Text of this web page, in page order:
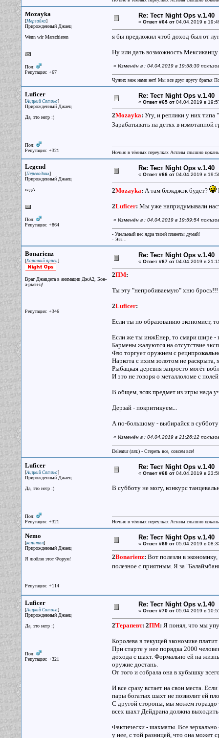
Mozayka
[Мерзайка]
Прирожденный Джаец
Wenn wir Marschieren
Пол:
Репутация: +67
Re: Тест Night Ops v.1.40
« Ответ #64 от04.04.2019 в
я бы предложил чтоб доход был от
Ну или дать возможность
« Изменён в : 04.04.2019 в 19:58:30
Чужих меж нами нет! Мы все друг другу братья
Luficer
[Аццкий Сотона]
Прирожденный Джаец
Да, это негр :)
Пол:
Репутация: +321
Re: Тест Night Ops v.1.40
« Ответ #65 от04.04.2019 в
2Mozayka: Угу, и реплики у них типа
Зарабатывать на детях в измотанной
Ночью в тёмных переулках Астаны слышно
Legend
[Переводчик]
Прирожденный Джаец
надА
Пол:
Репутация: +864
Re: Тест Night Ops v.1.40
« Ответ #66 от04.04.2019 в
2Mozayka: А там блэкджэк будет?
2Luficer: Мы уже напридумывали
« Изменён в : 04.04.2019 в 19:59:54
- Удельный вес ядра твоей планеты думай!
- Эээ...
Bonarienz
[Хороший ариец]
Враг Джавдета в анимации ДжА2, Бон-
а-рьен-ц!
Репутация: +346
Re: Тест Night Ops v.1.40
« Ответ #67 от04.04.2019 в
2ПМ:
Ты эту "непробиваемую" хню брось!!!
2Luficer:
Если ты по образованию экономист,
Если же ты инжЕнер, то смари шире
Бармены жалуются на отсутствие
Фло торгует оружием с реципрокал
Наркота с ихим золотом не
Рыбацкая деревня запросто могёт
И это не говоря о металлоломе с
В общем, всяк предмет из игры нада
Дерзай - покритикуем...
А по-большому - выбирайся в
« Изменён в : 04.04.2019 в 21:26:12
Deleatur (лат.) - Стереть все, совсем все!
Luficer
[Аццкий Сотона]
Прирожденный Джаец
Да, это негр :)
Пол:
Репутация: +321
Re: Тест Night Ops v.1.40
« Ответ #68 от04.04.2019 в
В субботу не могу, конкурс
Ночью в тёмных переулках Астаны слышно
Nemo
[капитан]
Прирожденный Джаец
Я люблю этот Форум!
Репутация: +114
Re: Тест Night Ops v.1.40
« Ответ #69 от05.04.2019 в
2Bonarienz: Вот полезли в
полезное с приятным. Я за
Luficer
[Аццкий Сотона]
Прирожденный Джаец
Да, это негр :)
Пол:
Репутация: +321
Re: Тест Night Ops v.1.40
« Ответ #70 от05.04.2019 в
2Терапевт: 2ПМ: Я понял, что мы
Королева в текущей экономике
При старте у нее порядка 2000
дохода с шахт. Формально ей на
оружие достань.
От того и собрала она в кубышку
И все сразу встает на свои места.
пары богатых шахт не позволит ей
С другой стороны, мы можем гораздо
всех шахт Дейдрана должна
Фактически - шахматы. Все зеркально
у нее, с той разницей, что она может